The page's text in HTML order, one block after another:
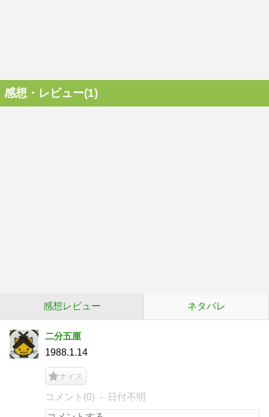
感想・レビュー(1)
感想レビュー ネタバレ
二分五厘
1988.1.14
ナイス
コメント(0) 日付不明